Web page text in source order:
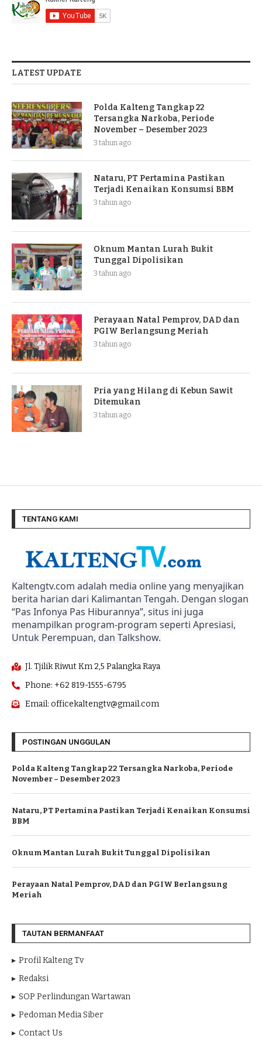
LATEST UPDATE
Polda Kalteng Tangkap 22
Tersangka Narkoba, Periode
November – Desember 2023
3 tahun ago
Nataru, PT Pertamina Pastikan
Terjadi Kenaikan Konsumsi BBM
3 tahun ago
Oknum Mantan Lurah Bukit
Tunggal Dipolisikan
3 tahun ago
Perayaan Natal Pemprov, DAD dan
PGIW Berlangsung Meriah
3 tahun ago
Pria yang Hilang di Kebun Sawit
Ditemukan
3 tahun ago
TENTANG KAMI
Kaltengtv.com adalah media online yang menyajikan
berita harian dari Kalimantan Tengah. Dengan slogan
“Pas Infonya Pas Hiburannya”, situs ini juga
menampilkan program-program seperti Apresiasi,
Untuk Perempuan, dan Talkshow.
Jl. Tjilik Riwut Km 2,5 Palangka Raya
Phone: +62 819-1555-6795
Email: officekaltengtv@gmail.com
POSTINGAN UNGGULAN
Polda Kalteng Tangkap 22 Tersangka Narkoba, Periode
November – Desember 2023
Nataru, PT Pertamina Pastikan Terjadi Kenaikan Konsumsi
BBM
Oknum Mantan Lurah Bukit Tunggal Dipolisikan
Perayaan Natal Pemprov, DAD dan PGIW Berlangsung
Meriah
TAUTAN BERMANFAAT
Profil Kalteng Tv
Redaksi
SOP Perlindungan Wartawan
Pedoman Media Siber
Contact Us